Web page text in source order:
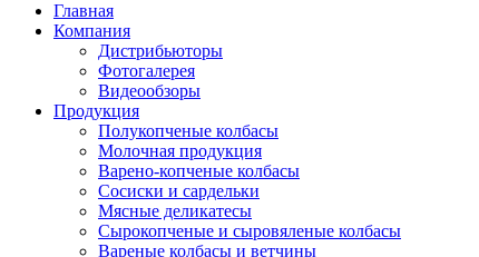
Главная
Компания
Дистрибьюторы
Фотогалерея
Видеообзоры
Продукция
Полукопченые колбасы
Молочная продукция
Варено-копченые колбасы
Сосиски и сардельки
Мясные деликатесы
Сырокопченые и сыровяленые колбасы
Вареные колбасы и ветчины